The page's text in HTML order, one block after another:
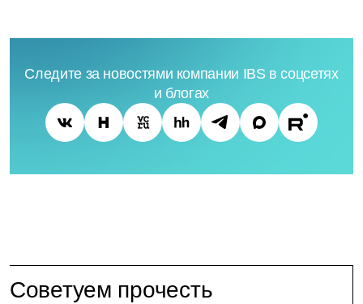
Следите за новостями компании IBS в соцсетях
и блогах
Советуем прочесть